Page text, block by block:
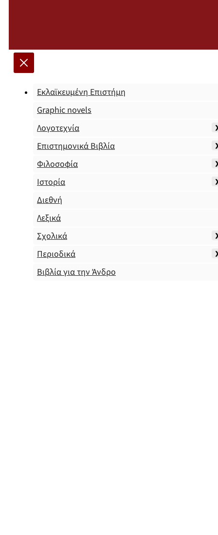
Εκλαϊκευμένη Επιστήμη
Graphic novels
Λογοτεχνία
Επιστημονικά Βιβλία
Φιλοσοφία
Ιστορία
Διεθνή
Λεξικά
Σχολικά
Περιοδικά
Βιβλία για την Άνδρο